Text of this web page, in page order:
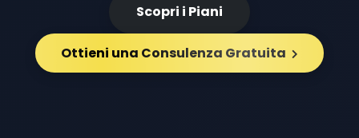
Scopri i Piani
Ottieni una Consulenza Gratuita